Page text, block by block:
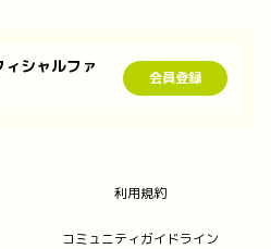
シャルファ
会員登録
利用規約
コミュニティガイドライン